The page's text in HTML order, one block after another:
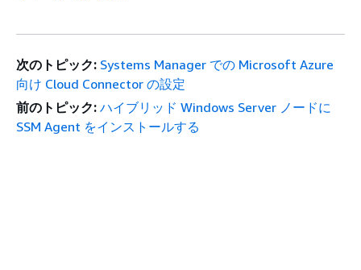
次のトピック: Systems Manager での Microsoft Azure
向け Cloud Connector の設定
前のトピック: ハイブリッド Windows Server ノードに
SSM Agent をインストールする